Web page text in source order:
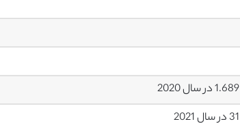
1.689 در سال 2020
31 در سال 2021